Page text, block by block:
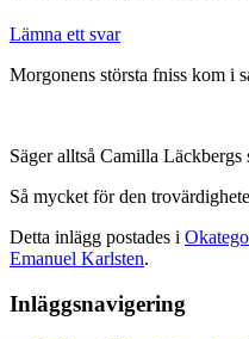
Lämna ett svar
Morgonens största fniss kom i
Säger alltså Camilla Läckbergs
Så mycket för den
Detta inlägg postades i
Emanuel Karlsten.
Inläggsnavigering